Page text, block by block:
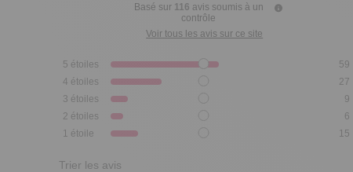
Basé sur 116 avis soumis à un
contrôle
Voir tous les avis sur ce site
5 étoiles
59
4 étoiles
27
3 étoiles
9
2 étoiles
6
1 étoile 15
Trier les avis